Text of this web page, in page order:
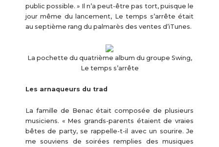
public possible. » Il n’a peut-être pas tort, puisque le
jour même du lancement, Le temps s’arrête était
au septième rang du palmarès des ventes d’iTunes.
La pochette du quatrième album du groupe Swing,
Le temps s’arrête
Les arnaqueurs du trad
La famille de Benac était composée de plusieurs
musiciens. « Mes grands-parents étaient de vraies
bêtes de party, se rappelle-t-il avec un sourire. Je
me souviens de soirées remplies des musiques